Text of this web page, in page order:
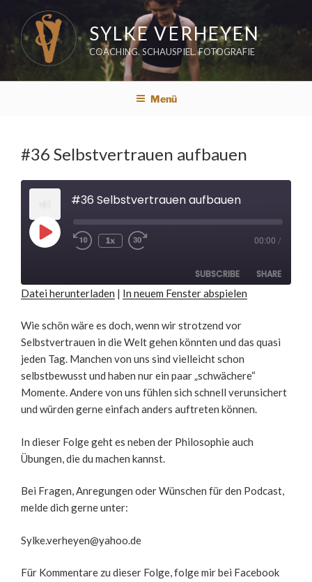
Inhalt
springen
SYLKE VERHEYEN
COACHING. SCHAUSPIEL. FOTOGRAFIE
Menü
#36 Selbstvertrauen aufbauen
#36 Selbstvertrauen aufbauen
Play
Episode
Rewind
1x 00:00 /
SUBSCRIBE SHARE
RSS FEED
LINK
EMBED
Datei herunterladen | In neuem Fenster abspielen
Wie schön wäre es doch, wenn wir strotzend vor
Selbstvertrauen in die Welt gehen könnten und das quasi
jeden Tag. Manchen von uns sind vielleicht schon
selbstbewusst und haben nur ein paar „schwächere“
Momente. Andere von uns fühlen sich schnell verunsichert
und würden gerne einfach anders auftreten können.
In dieser Folge geht es neben der Philosophie auch
Übungen, die du machen kannst.
Bei Fragen, Anregungen oder Wünschen für den Podcast,
melde dich gerne unter:
Sylke.verheyen@yahoo.de
Für Kommentare zu dieser Folge, folge mir bei Facebook